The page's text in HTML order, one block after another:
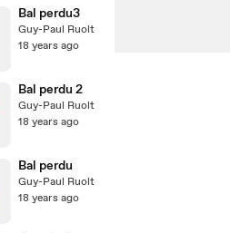
Bal perdu3
Guy-Paul Ruolt
18 years ago
Bal perdu 2
Guy-Paul Ruolt
18 years ago
Bal perdu
Guy-Paul Ruolt
18 years ago